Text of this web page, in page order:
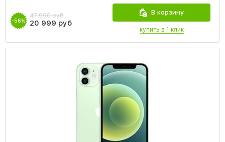
-56%
47 990 руб
20 999 руб
В корзину
купить в 1 клик